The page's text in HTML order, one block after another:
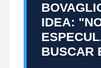
IDEA:
BUSCAR